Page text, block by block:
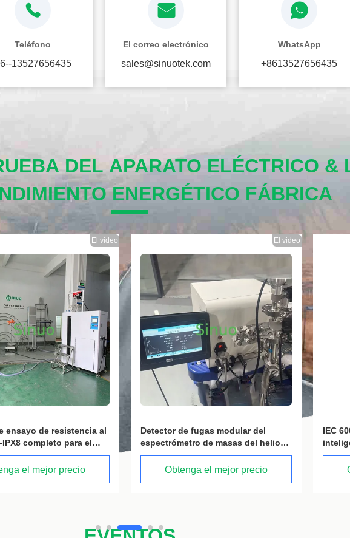
Teléfono
13527656435
El correo electrónico
sales@sinuotek.com
WhatsApp
+8613527656435
DEL APARATO ELÉCTRICO &
ENERGÉTICO FÁBRICA
El video
fugas modular del
de masas del helio
de litio
el mejor precio
El video
IEC 60068-2-78 Sistema de control
inteligente Cámara de temperatura y
humedad -40 °C+180 °C
Obtenga el mejor precio
que